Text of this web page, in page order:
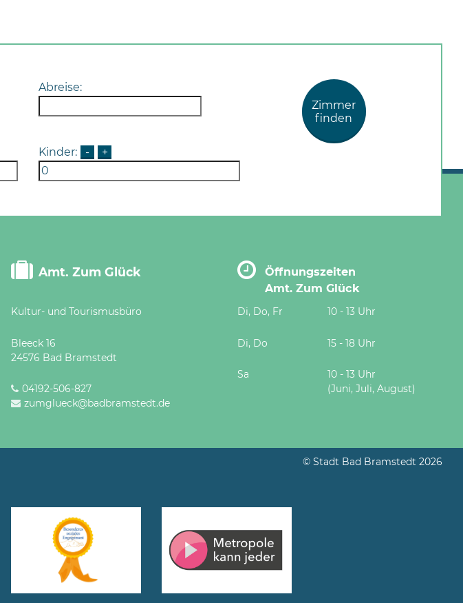
Abreise:
Kinder: - +
Zimmer
finden
Amt. Zum Glück
Kultur- und Tourismusbüro
Bleeck 16
24576 Bad Bramstedt
04192-506-827
zumglueck@badbramstedt.de
Öffnungszeiten
Amt. Zum Glück
Di, Do, Fr 10 - 13 Uhr
Di, Do 15 - 18 Uhr
Sa
10 - 13 Uhr
(Juni, Juli, August)
© Stadt Bad Bramstedt 2026